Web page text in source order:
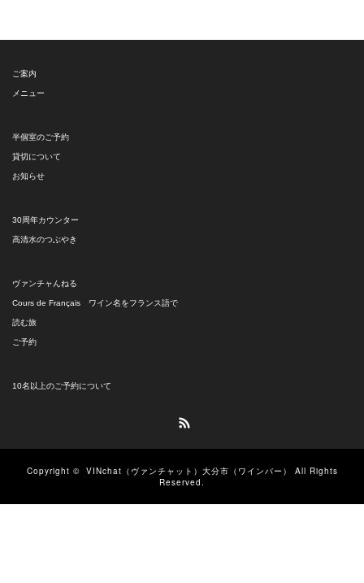
ー
ご案内
メニュー
半個室のご予約
貸切について
お知らせ
30周年カウンター
高清水のつぶやき
ヴァンチャんねる
Cours de Français ワイン名をフランス語で
読む旅
ご予約
10名以上のご予約について
Copyright © VINchat（ヴァンチャット）大分市（ワインバー）
All Rights
Reserved.